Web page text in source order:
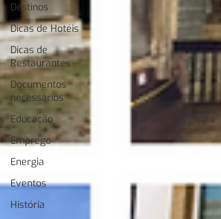
Destinos
Dicas de Hotéis
Dicas de
Restaurantes
Documentos
necessários
Educação
Emprego
Energia
Eventos
História